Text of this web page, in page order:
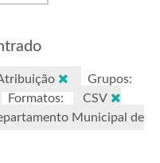
Grupos:
Formatos:
CSV
Municipal de